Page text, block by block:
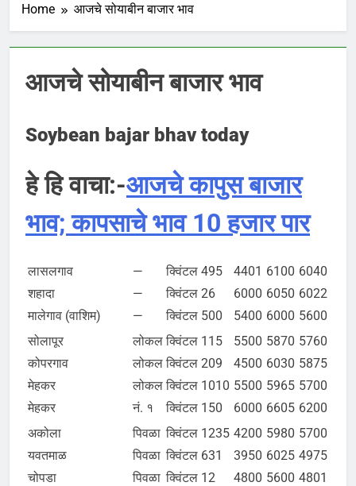
Home आजचे सोयाबीन बाजार भाव
आजचे सोयाबीन बाजार भाव
Soybean bajar bhav today
हे हि वाचा:-आजचे कापुस बाजार
भाव; कापसाचे भाव 10 हजार पार
लासलगाव — क्विंटल 495 4401 6100 6040
शहादा
— क्विंटल 26 6000 6050 6022
मालेगाव (वाशिम)
— क्विंटल 500 5400 6000 5600
सोलापूर
लोकल क्विंटल 115 5500 5870 5760
कोपरगाव
लोकल क्विंटल 209 4500 6030 5875
मेहकर
लोकल क्विंटल 1010 5500 5965 5700
मेहकर
नं. १ क्विंटल 150 6000 6605 6200
अकोला
पिवळा क्विंटल 1235 4200 5980 5700
यवतमाळ
पिवळा क्विंटल 631 3950 6025 4975
चोपडा
पिवळा क्विंटल 12 4800 5600 4801